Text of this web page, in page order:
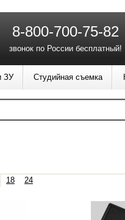
18 24
8-800-700-75-82
звонок по России бесплатный!
ЗУ Студийная съемка